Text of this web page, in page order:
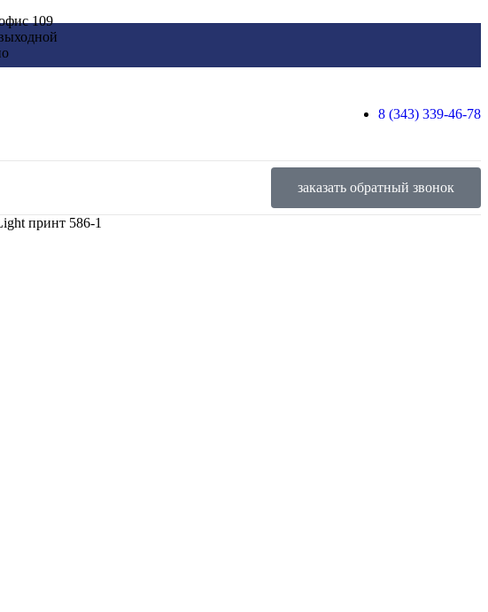
109
8 (343) 339-46-78
заказать обратный звонок
принт 586-1